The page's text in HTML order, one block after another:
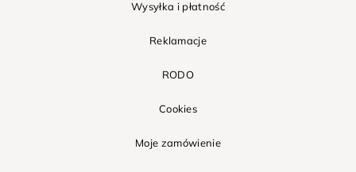
Wysyłka i płatność
Reklamacje
RODO
Cookies
Moje zamówienie